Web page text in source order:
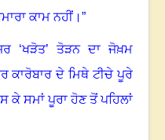
ਕਾਮ ਨਹੀਂ।”
‘ਖੜੋਤ’ ਤੋੜਨ ਦਾ ਜੋਖ਼ਮ
ਕਾਰੋਬਾਰ ਦੇ ਮਿਥੇ ਟੀਚੇ ਪੂਰੇ
ਕੇ ਸਮਾਂ ਪੂਰਾ ਹੋਣ ਤੋਂ ਪਹਿਲਾਂ